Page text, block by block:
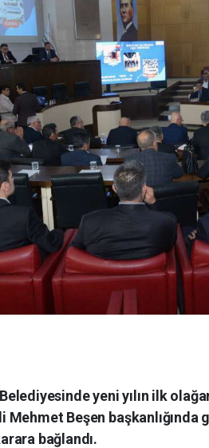
yeni yılın ilk
Mehmet Beşen
bağlandı.